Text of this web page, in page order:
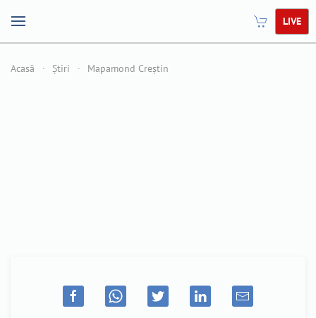
LIVE
Acasă Știri Mapamond Creștin